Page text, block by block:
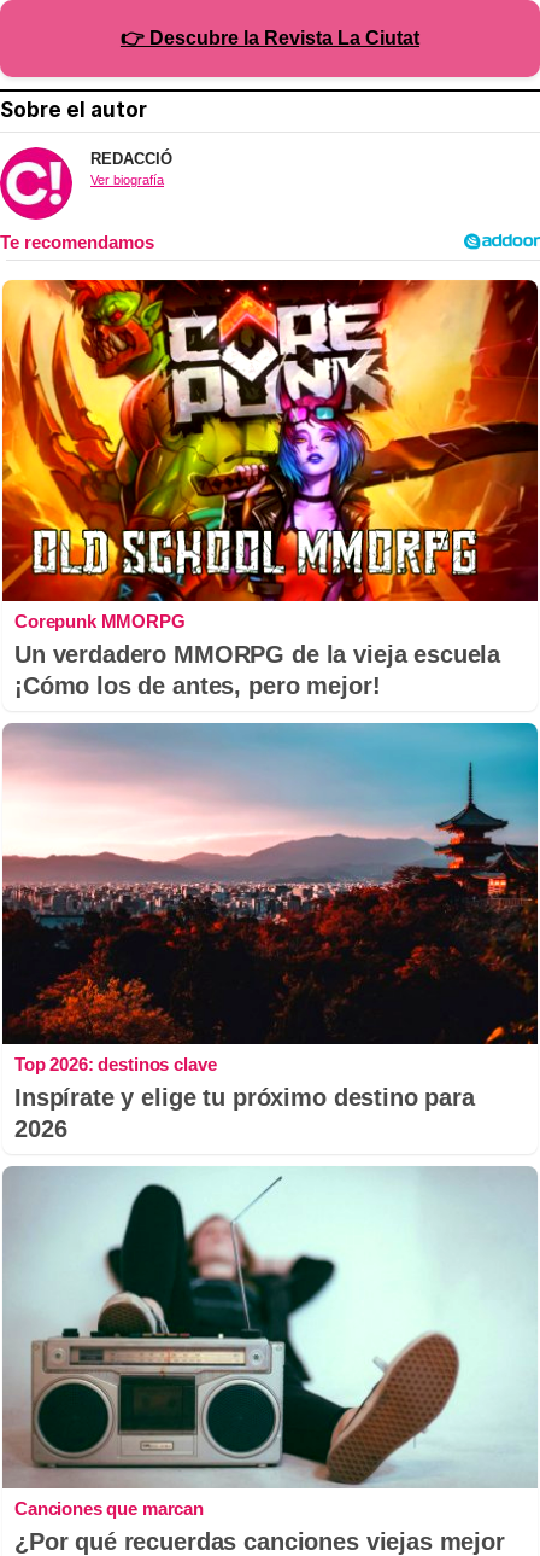
👉 Descubre la Revista La Ciutat
Sobre el autor
REDACCIÓ
Ver biografía
Corepunk MMORPG
Un verdadero MMORPG de la vieja escuela
¡Cómo los de antes, pero mejor!
Top 2026: destinos clave
Inspírate y elige tu próximo destino para
2026
Canciones que marcan
¿Por qué recuerdas canciones viejas mejor